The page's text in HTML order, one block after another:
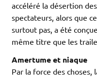
accéléré la désertion
spectateurs, alors que
surtout pas, a été
même titre que les
Amertume et niaque
Par la force des